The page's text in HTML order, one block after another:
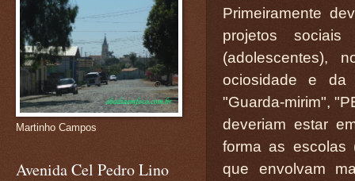
Primeiramente
projetos
(adolescentes),
ociosidade e da
"Guarda-mirim",
deveriam estar
forma as escolas
que envolvam
Martinho Campos
Avenida Cel Pedro Lino